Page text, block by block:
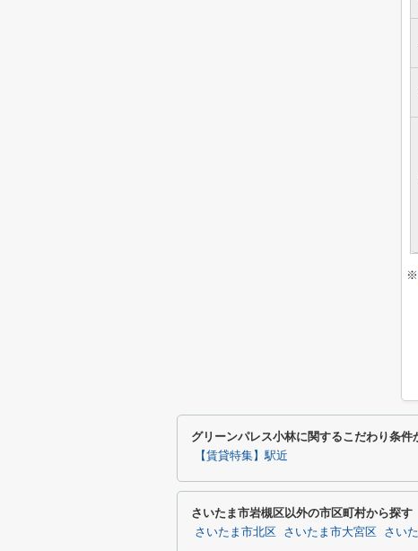
※
グリーンパレス小林に関するこだわり条件
【賃貸特集】駅近
さいたま市岩槻区以外の市区町村から探す
さいたま市北区 さいたま市大宮区 さい